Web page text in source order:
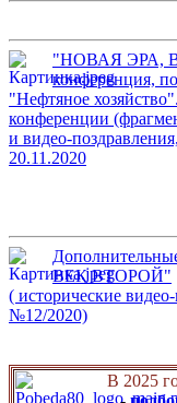
"НОВАЯ ЭРА,
конференция,
"Нефтяное
конференции
и видео-
20.11.2020
ВЕК ВТОРОЙ"
( исторические
№12/2020)
В 2025